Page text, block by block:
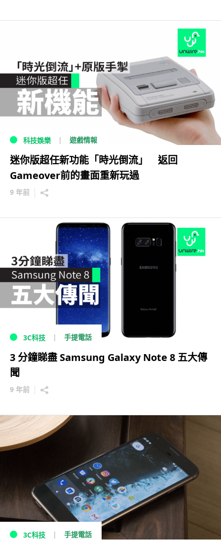
科技娛樂 遊戲情報
迷你版超任新功能「時光倒流」 返回
Gameover前的畫面重新玩過
9 年前
3C科技 手提電話
3 分鐘睇盡 Samsung Galaxy Note 8 五大傳
聞
9 年前
3C科技 手提電話